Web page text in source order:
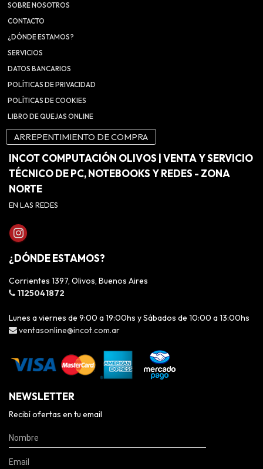
SOBRE NOSOTROS
CONTACTO
¿DÓNDE ESTAMOS?
SERVICIOS
DATOS BANCARIOS
POLÍTICAS DE PRIVACIDAD
POLÍTICAS DE COOKIES
LIBRO DE QUEJAS ONLINE
ARREPENTIMIENTO DE COMPRA
INCOT COMPUTACIÓN OLIVOS | VENTA Y SERVICIO
TÉCNICO DE PC, NOTEBOOKS Y REDES - ZONA
NORTE
EN LAS REDES
¿DÓNDE ESTAMOS?
Corrientes 1397, Olivos, Buenos Aires
1125041872
Lunes a viernes de 9:00 a 19:00hs y Sábados de 10:00 a 13:00hs
ventasonline@incot.com.ar
NEWSLETTER
Recibí ofertas en tu email